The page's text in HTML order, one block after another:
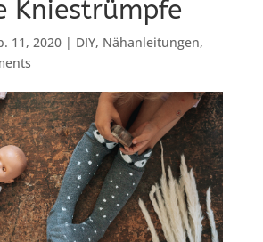
Kniestrümpfe
11, 2020| DIY, Nähanleitungen,